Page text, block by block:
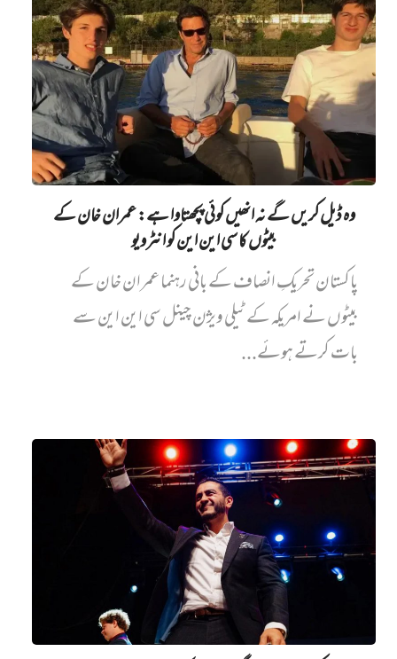
وہ ڈیل کریں گے نہ انھیں کوئی پچھتاوا ہے: عمران خان کے
بیٹوں کا سی این این کو انٹرویو
پاکستان تحریکِ انصاف کے بانی رہنما عمران خان کے
بیٹوں نے امریکہ کے ٹیلی ویژن چینل سی این این سے
بات کرتے ہوئے...